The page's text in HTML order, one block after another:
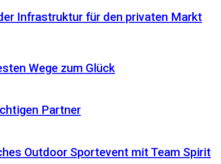
Infrastruktur für den privaten Markt
Wege zum Glück
Partner
Outdoor Sportevent mit Team Spirit